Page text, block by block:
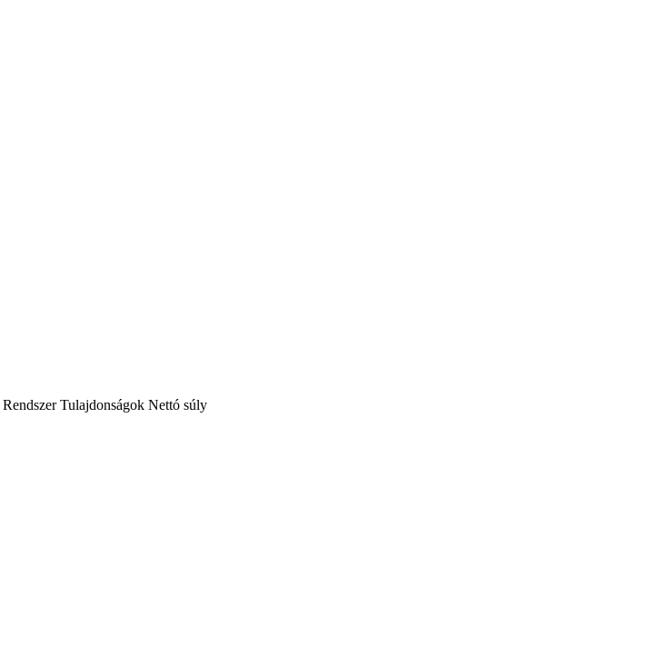
Rendszer Tulajdonságok Nettó súly